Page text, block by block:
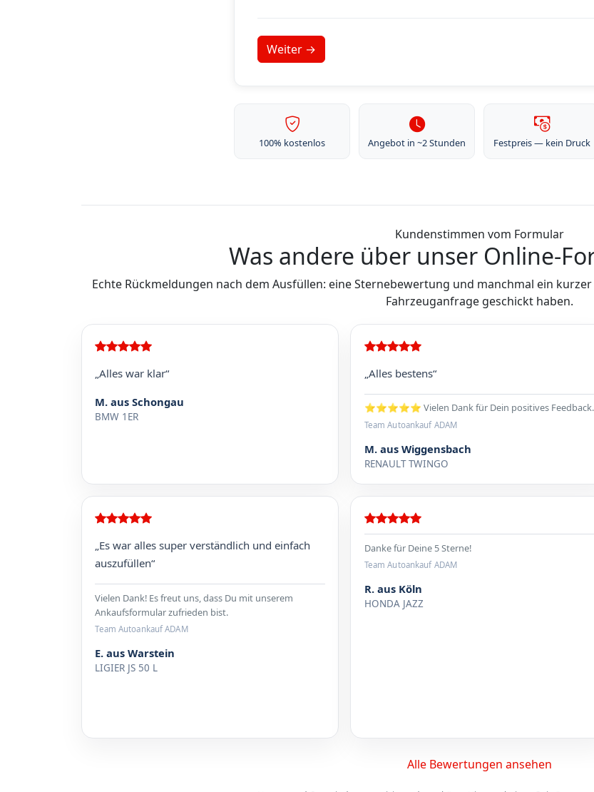
100% kostenlos Angebot in ~2 Stunden Festpreis — kein Druck
Kundenstimmen vom Formular
Was andere über unser Online-
Echte Rückmeldungen nach dem Ausfüllen: eine Sternebewertung und manchmal ein
Fahrzeuganfrage geschickt haben.
„Alles war klar“
M. aus Schongau
BMW 1ER
„Alles bestens“
⭐⭐⭐⭐⭐ Vielen Dank für Dein positives Feedback.
Team Autoankauf ADAM
M. aus Wiggensbach
RENAULT TWINGO
„Es war alles super verständlich und einfach
auszufüllen“
Vielen Dank! Es freut uns, dass Du mit unserem
Ankaufsformular zufrieden bist.
Team Autoankauf ADAM
E. aus Warstein
LIGIER JS 50 L
Danke für Deine 5 Sterne!
Team Autoankauf ADAM
R. aus Köln
HONDA JAZZ
Alle Bewertungen ansehen